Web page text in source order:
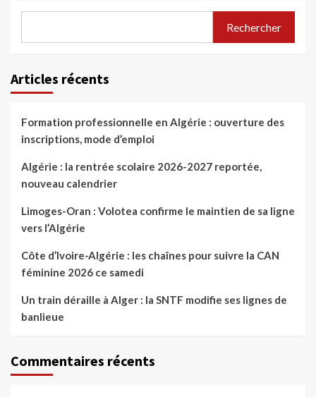
Rechercher
Articles récents
Formation professionnelle en Algérie : ouverture des
inscriptions, mode d’emploi
Algérie : la rentrée scolaire 2026-2027 reportée,
nouveau calendrier
Limoges-Oran : Volotea confirme le maintien de sa ligne
vers l’Algérie
Côte d’Ivoire-Algérie : les chaînes pour suivre la CAN
féminine 2026 ce samedi
Un train déraille à Alger : la SNTF modifie ses lignes de
banlieue
Commentaires récents